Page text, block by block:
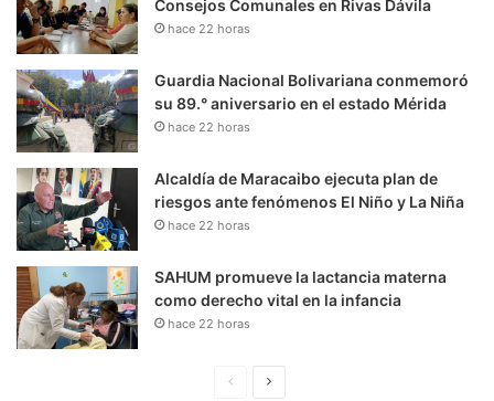
Consejos Comunales en Rivas Dávila
hace 22 horas
Guardia Nacional Bolivariana conmemoró
su 89.° aniversario en el estado Mérida
hace 22 horas
Alcaldía de Maracaibo ejecuta plan de
riesgos ante fenómenos El Niño y La Niña
hace 22 horas
SAHUM promueve la lactancia materna
como derecho vital en la infancia
hace 22 horas